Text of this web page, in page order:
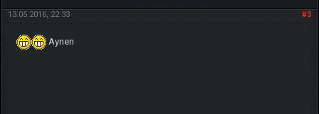
#3
13.05.2016, 22:33
Aynen